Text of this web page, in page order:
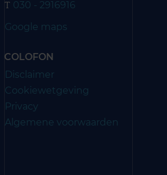
T 030 - 2916916
Google maps
COLOFON
Disclaimer
Cookiewetgeving
Privacy
Algemene voorwaarden